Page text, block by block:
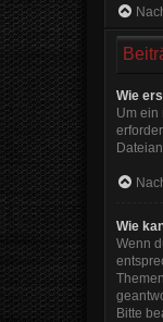
Wie
Um ein
Wie
Wenn
Bitte